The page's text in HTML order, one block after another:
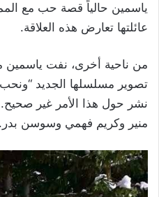
ياسمين حالياً قصة حب مع
عائلتها تعارض هذه العلاقة.
من ناحية أخرى، نفت ياسمين
تصوير مسلسلها الجديد
نشر حول هذا الأمر غير
منير وكريم فهمي وسوسن بدر.